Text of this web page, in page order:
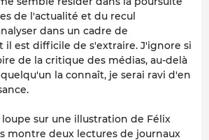
de l'actualité et du recul
dans un cadre de
il est difficile de s'extraire. J'ignore si
de la critique des médias, au-delà
la connaît, je serai ravi d'en
sur une illustration de Félix
montre deux lectures de journaux